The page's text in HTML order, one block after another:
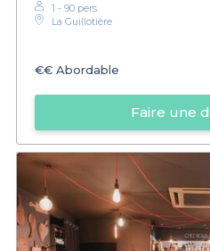
1 - 90 pers.
La Guillotière
€€ Abordable
Faire une